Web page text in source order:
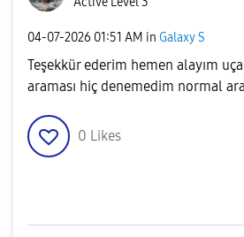
‎04-07-2026 01:51 AM in Galaxy S
Teşekkür ederim hemen alayım
araması hiç denemedim normal
0 Likes